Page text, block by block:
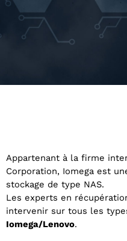
Appartenant à la firme
Corporation, Iomega est
stockage de type NAS.
Les experts en
intervenir sur tous les
Iomega/Lenovo.